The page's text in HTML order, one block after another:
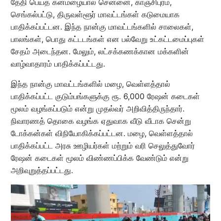
செங்கல்பட்டு, திருவள்ளூர் மாவட்டங்கள் கடுமையாக
பாதிக்கப்பட்டன. இந்த நான்கு மாவட்டங்களில் சாலைகள்,
பாலங்கள், பொது கட்டடங்கள் என பல்வேறு உட்கட்டமைப்புகள்
சேதம் அடைந்தன. மேலும், லட்சக்கணக்கான மக்களின்
வாழ்வாதாரம் பாதிக்கப்பட்டது.
இந்த நான்கு மாவட்டங்களில் மழை, வெள்ளத்தால்
பாதிக்கப்பட்ட குடும்பங்களுக்கு ரூ. 6,000 ரேஷன் கடைகள்
மூலம் வழங்கப்படும் என்று முதல்வர் அறிவித்திருந்தார்.
நிவாரணத் தொகை வழங்க ஏதுவாக வீடு வீடாக சென்று
டோக்கன்கள் விநியோகிக்கப்பட்டன. மழை, வெள்ளத்தால்
பாதிக்கப்பட்ட அரசு ஊழியர்கள் மற்றும் வரி செலுத்துவோர்
ரேஷன் கடைகள் மூலம் விண்ணப்பிக்க வேண்டும் என்று
அறிவுறுத்தப்பட்டது.